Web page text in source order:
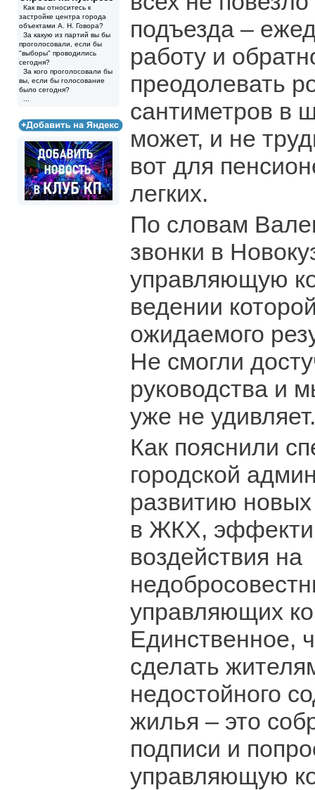
Как вы относитесь к
застройке центра города
объектами А. Н. Говора?
За какую из партий вы бы
проголосовали, если бы
"выборы" проводились
сегодня?
За кого проголосовали бы
вы, если бы голосование
было сегодня?
подъезда –
работу и
преодолевать
сантиметров в
может, и не
вот для
легких.
По словам
звонки в
управляющую
ведении
ожидаемого
Не смогли
руководства и
уже не удивляет.
Как пояснили
городской
развитию
в ЖКХ,
воздействия на
управляющих
Единственное,
сделать
недостойного
жилья – это
подписи и
управляющую